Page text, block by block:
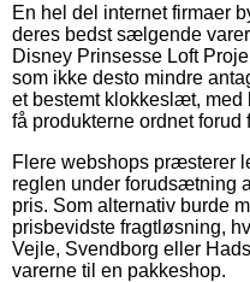
En hel del internet firmaer
deres bedst sælgende
Disney Prinsesse Loft
som ikke desto mindre
et bestemt klokkeslæt, med
få produkterne ordnet forud
Flere webshops præsterer
reglen under forudsætning
pris. Som alternativ burde
prisbevidste fragtløsning,
Vejle, Svendborg eller
varerne til en pakkeshop.